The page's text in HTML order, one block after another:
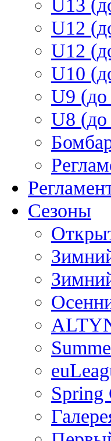
U13
U12
U12
U10
U9 (до
U8 (до
Сезоны
Spring